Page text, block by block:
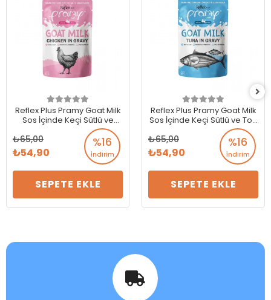
Reflex Plus Pramy Goat Milk
Sos İçinde Keçi Sütlü ve
Tavuklu Kedi Konservesi 60
%16
İndirim
65,00
54,90
SEPETE EKLE
Reflex Plus Pramy Goat Milk
Sos İçinde Keçi Sütlü ve Ton
Balıklı Kedi Konservesi 60 Gr
%16
İndirim
65,00
54,90
SEPETE EKLE